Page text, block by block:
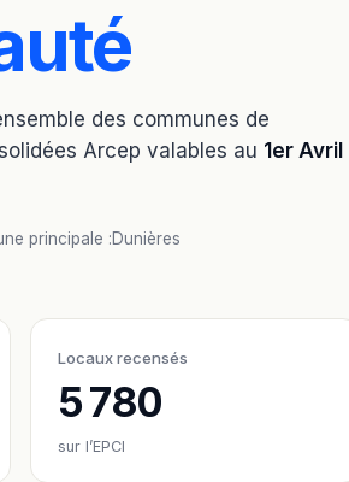
des communes de
Arcep valables au 1er Avril
principale :Dunières
Locaux recensés
5 780
sur l’EPCI